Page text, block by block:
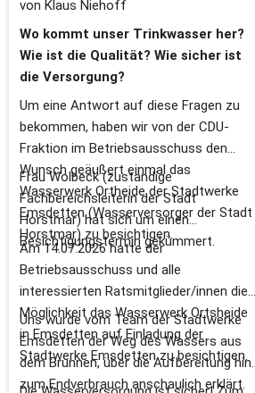
von Klaus Niehoff
Wo kommt unser Trinkwasser her?
Wie ist die Qualität? Wie sicher ist
die Versorgung?
Um eine Antwort auf diese Fragen zu
bekommen, haben wir von der CDU-
Fraktion im Betriebsausschuss den
Wunsch geäußert einmal das
Wasserwerk Ortheide der Stadtwerke
Emsdetten (Wasserversorger der Stadt
Horstmar) zu besichtigen.
Frau Wolbeck (zuständige
Fachbereichsleiterin der Stadt
Horstmar) hat sich um einen
Besichtigungstermin gekümmert.
Am 14.07.2026 hatte der
Betriebsausschuss und alle
interessierten Ratsmitglieder/innen die
Möglichkeit das Wasserwerk Ortsheide
in Emsdetten auf Einladung der
Stadtwerke Emsdetten zu besichtigen.
Uns wurde vom Team der Stadtwerke
Emsdetten der Weg des Wassers aus
dem Brunnen, über die Aufbereitung hin
zum Endverbrauch anschaulich erklärt.